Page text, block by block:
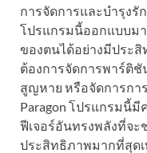
การจัดการและบำรุง
โปรแกรมนี้ออกแบบม
ของตนได้อย่างมีประ
ต้องการจัดการพาร์ติ
สูญหาย หรือจัดการกา
Paragon โปรแกรมนี้
ฟีเจอร์อันทรงพลังที่จ
ประสิทธิภาพมากที่สุด